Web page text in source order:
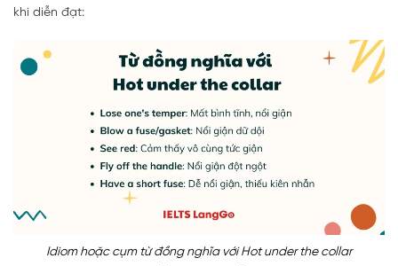
khi diễn đạt:
Idiom hoặc cụm từ đồng nghĩa với Hot under the collar